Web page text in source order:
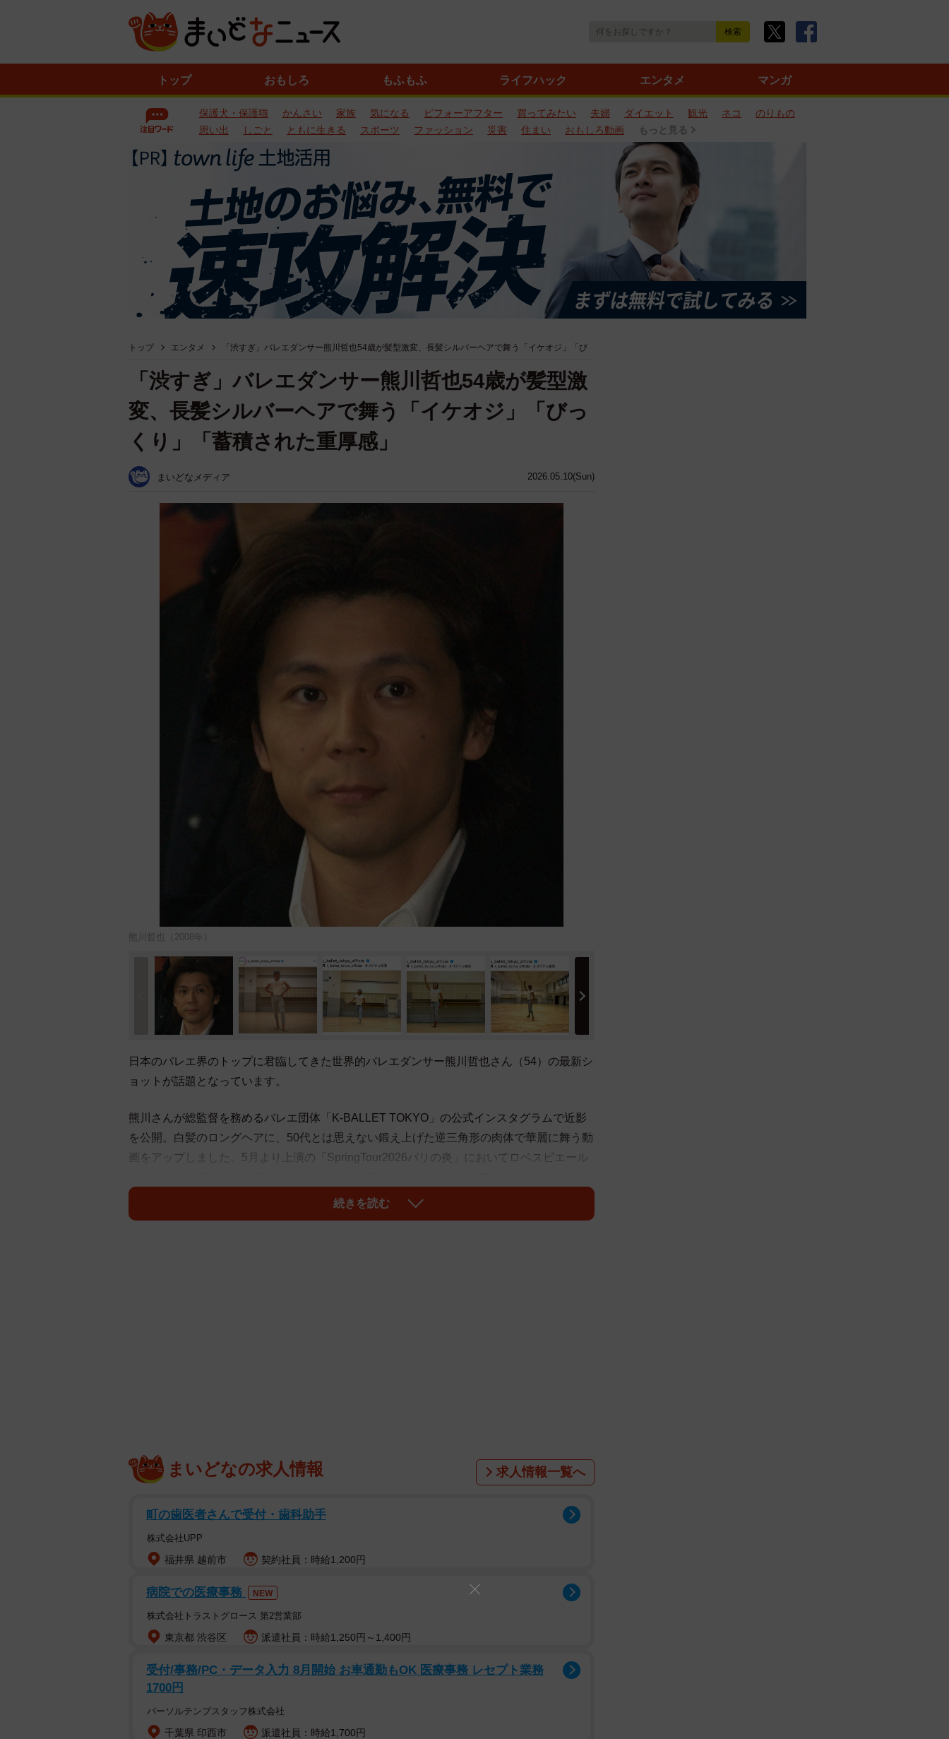
トップ おもしろ もふもふ ライフハック エンタメ マンガ
保護犬・保護猫 かんさい 家族 気になる ビフォーアフター 買ってみたい 夫婦 ダイエット 観光 ネコ
のりもの
思い出
しごと ともに生きる スポーツ ファッション 災害 住まい おもしろ動画 もっと見る
トップ エンタメ 「渋すぎ」バレエダンサー熊川哲也54歳が髪型激変、長髪シルバーヘアで舞う「イケオジ」「び
2026.05.10(Sun)
「渋すぎ」バレエダンサー熊川哲也54歳が髪型激
変、長髪シルバーヘアで舞う「イケオジ」「びっ
くり」「蓄積された重厚感」
まいどなメディア
熊川哲也（2008年）
日本のバレエ界のトップに君臨してきた世界的バレエダンサー熊川哲也さん（54）の最新シ
ョットが話題となっています。
熊川さんが総監督を務めるバレエ団体「K-BALLET TOKYO」の公式インスタグラムで近影
を公開。白髪のロングヘアに、50代とは思えない鍛え上げた逆三角形の肉体で華麗に舞う動
画をアップしました。5月より上演の「SpringTour2026パリの炎」においてロベスピエール
す。。
続きを読む
まいどなの求人情報 求人情報一覧へ
町の歯医者さんで受付・歯科助手
株式会社UPP
福井県 越前市 契約社員：時給1,200円
病院での医療事務 NEW
株式会社トラストグロース 第2営業部
東京都 渋谷区 派遣社員：時給1,250円～1,400円
受付/事務/PC・データ入力 8月開始 お車通勤もOK 医療事務 レセプト業務
1700円
パーソルテンプスタッフ株式会社
千葉県 印西市 派遣社員：時給1,700円